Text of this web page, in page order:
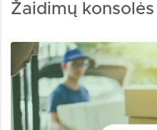
Žaidimų